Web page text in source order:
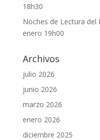
18h30
Noches de Lectura del
enero 19h00
Archivos
julio 2026
junio 2026
marzo 2026
enero 2026
diciembre 2025